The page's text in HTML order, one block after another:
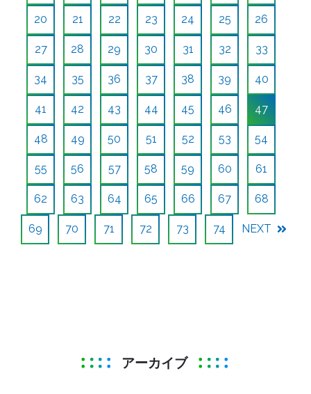
20 21 22 23 24 25 26
27 28 29 30 31 32 33
34 35 36 37 38 39 40
41 42 43 44 45 46 47
48 49 50 51 52 53 54
55 56 57 58 59 60 61
62 63 64 65 66 67 68
69 70 71 72 73 74 NEXT
アーカイブ